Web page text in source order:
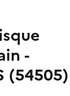
-
(54505)